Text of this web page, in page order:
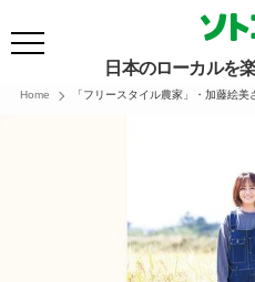
日本のローカルを
Home 「フリースタイル農家」・加藤絵美